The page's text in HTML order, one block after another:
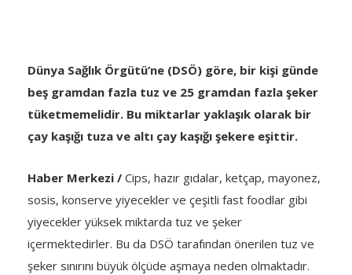
Dünya Sağlık Örgütü’ne (DSÖ) göre, bir kişi günde
beş gramdan fazla tuz ve 25 gramdan fazla şeker
tüketmemelidir. Bu miktarlar yaklaşık olarak bir
çay kaşığı tuza ve altı çay kaşığı şekere eşittir.
Haber Merkezi / Cips, hazır gıdalar, ketçap, mayonez,
sosis, konserve yiyecekler ve çeşitli fast foodlar gibi
yiyecekler yüksek miktarda tuz ve şeker
içermektedirler. Bu da DSÖ tarafından önerilen tuz ve
şeker sınırını büyük ölçüde aşmaya neden olmaktadır.